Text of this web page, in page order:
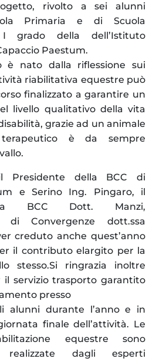
rivolto a sei alunni
Primaria e di Scuola
grado della dell’Istituto
Paestum.
è nato dalla riflessione sui
riabilitativa equestre può
finalizzato a garantire un
livello qualitativo della vita
grazie ad un animale
è da sempre
Presidente della BCC di
e Serino Ing. Pingaro, il
BCC Dott. Manzi,
di Convergenze dott.ssa
creduto anche quest’anno
il contributo elargito per la
stesso.Si ringrazia inoltre
il servizio trasporto garantito
presso
alunni durante l’anno e in
finale dell’attività. Le
equestre sono
dagli esperti